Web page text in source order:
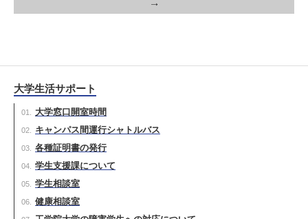
大学生活サポート
大学窓口開室時間
キャンパス間運行シャトルバス
各種証明書の発行
学生支援課について
学生相談室
健康相談室